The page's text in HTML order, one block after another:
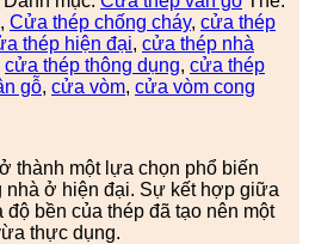
, Cửa thép chống cháy, cửa thép
thép hiện đại, cửa thép nhà
cửa thép thông dụng, cửa thép
gỗ, cửa vòm, cửa vòm cong
thành một lựa chọn phổ biến
nhà ở hiện đại. Sự kết hợp giữa
bền của thép đã tạo nên một
thực dụng.